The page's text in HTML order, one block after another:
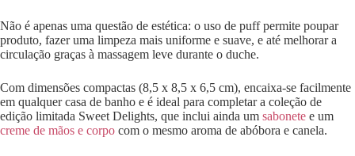
Não é apenas uma questão de estética: o uso de puff permite poupar
produto, fazer uma limpeza mais uniforme e suave, e até melhorar a
circulação graças à massagem leve durante o duche.
Com dimensões compactas (8,5 x 8,5 x 6,5 cm), encaixa-se facilmente
em qualquer casa de banho e é ideal para completar a coleção de
edição limitada Sweet Delights, que inclui ainda um sabonete e um
creme de mãos e corpo com o mesmo aroma de abóbora e canela.